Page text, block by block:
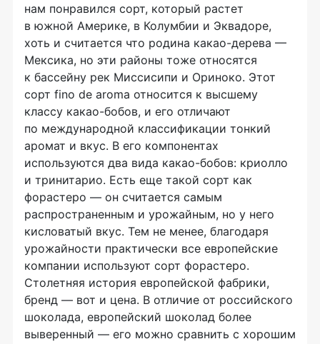
нам понравился сорт, который растет
в южной Америке, в Колумбии и Эквадоре,
хоть и считается что родина какао-дерева —
Мексика, но эти районы тоже относятся
к бассейну рек Миссисипи и Ориноко. Этот
сорт fino de aroma относится к высшему
классу какао-бобов, и его отличают
по международной классификации тонкий
аромат и вкус. В его компонентах
используются два вида какао-бобов: криолло
и тринитарио. Есть еще такой сорт как
форастеро — он считается самым
распространенным и урожайным, но у него
кисловатый вкус. Тем не менее, благодаря
урожайности практически все европейские
компании используют сорт форастеро.
Столетняя история европейской фабрики,
бренд — вот и цена. В отличие от российского
шоколада, европейский шоколад более
выверенный — его можно сравнить с хорошим